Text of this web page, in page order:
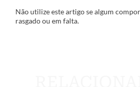
Não utilize este artigo se algum
rasgado ou em falta.